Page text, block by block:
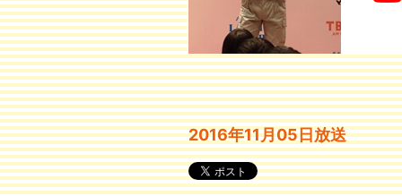
2016年11月05日放送